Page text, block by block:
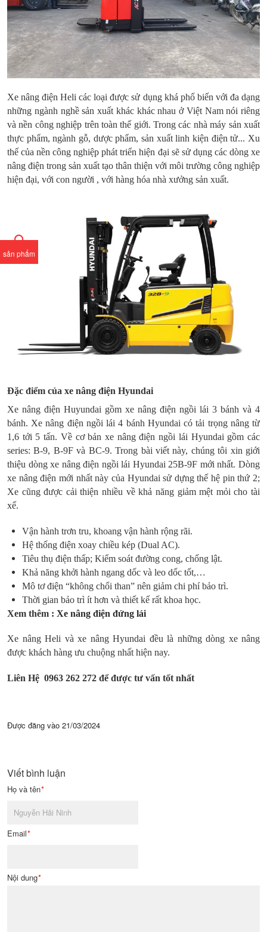
sản phẩm
Xe nâng điện Heli các loại được sử dụng khá phổ biến với đa dạng
những ngành nghề sản xuất khác khác nhau ở Việt Nam nói riêng
và nền công nghiệp trên toàn thế giới. Trong các nhà máy sản xuất
thực phẩm, ngành gỗ, dược phẩm, sản xuất linh kiện điện tử... Xu
thế của nền công nghiệp phát triển hiện đại sẽ sử dụng các dòng xe
nâng điện trong sản xuất tạo thân thiện với môi trường công nghiệp
hiện đại, với con người , với hàng hóa nhà xưởng sản xuất.
Đặc điểm của xe nâng điện Hyundai
Xe nâng điện Huyundai gồm xe nâng điện ngồi lái 3 bánh và 4
bánh. Xe nâng điện ngồi lái 4 bánh Hyundai có tải trọng nâng từ
1,6 tới 5 tấn. Về cơ bản xe nâng điện ngồi lái Hyundai gồm các
series: B-9, B-9F và BC-9. Trong bài viết này, chúng tôi xin giới
thiệu dòng xe nâng điện ngồi lái Hyundai 25B-9F mới nhất. Dòng
xe nâng điện mới nhất này của Hyundai sử dựng thế hệ pin thứ 2;
Xe cũng được cải thiện nhiều về khả năng giảm mệt mỏi cho tài
xế.
Vận hành trơn tru, khoang vận hành rộng rãi.
Hệ thống điện xoay chiều kép (Dual AC).
Tiêu thụ điện thấp; Kiểm soát đường cong, chống lật.
Khả năng khởi hành ngang dốc và leo dốc tốt,…
Mô tơ điện “không chổi than” nên giảm chi phí bảo trì.
Thời gian bảo trì ít hơn và thiết kế rất khoa học.
Xem thêm : Xe nâng điện đứng lái
Xe nâng Heli và xe nâng Hyundai đều là những dòng xe nâng
được khách hàng ưu chuộng nhất hiện nay.
Liên Hệ 0963 262 272 để được tư vấn tốt nhất
Được đăng vào 21/03/2024
Viết bình luận
Họ và tên*
Email*
Nội dung*